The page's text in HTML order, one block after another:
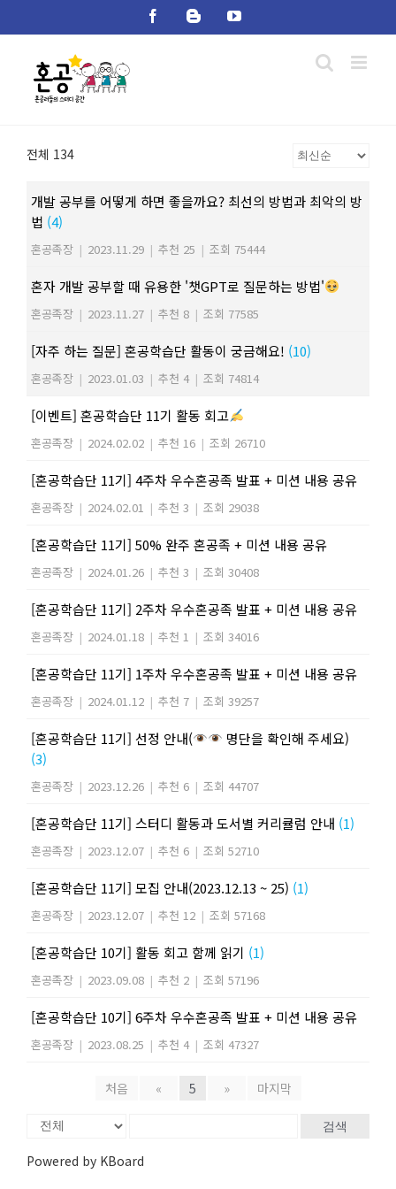
FacebookBloggerYouTube
전체 134
개발 공부를 어떻게 하면 좋을까요? 최선의 방법과 최악의 방
법 (4)
혼공족장 | 2023.11.29 | 추천 25 | 조회 75444
혼자 개발 공부할 때 유용한 '챗GPT로 질문하는 방법'
혼공족장 | 2023.11.27 | 추천 8 | 조회 77585
[자주 하는 질문] 혼공학습단 활동이 궁금해요! (10)
혼공족장 | 2023.01.03 | 추천 4 | 조회 74814
[이벤트] 혼공학습단 11기 활동 회고
혼공족장 | 2024.02.02 | 추천 16 | 조회 26710
[혼공학습단 11기] 4주차 우수혼공족 발표 + 미션 내용 공유
혼공족장 | 2024.02.01 | 추천 3 | 조회 29038
[혼공학습단 11기] 50% 완주 혼공족 + 미션 내용 공유
혼공족장 | 2024.01.26 | 추천 3 | 조회 30408
[혼공학습단 11기] 2주차 우수혼공족 발표 + 미션 내용 공유
혼공족장 | 2024.01.18 | 추천 1 | 조회 34016
[혼공학습단 11기] 1주차 우수혼공족 발표 + 미션 내용 공유
혼공족장 | 2024.01.12 | 추천 7 | 조회 39257
[혼공학습단 11기] 선정 안내(
명단을 확인해 주세요)
(3)
혼공족장 | 2023.12.26 | 추천 6 | 조회 44707
[혼공학습단 11기] 스터디 활동과 도서별 커리큘럼 안내 (1)
혼공족장 | 2023.12.07 | 추천 6 | 조회 52710
[혼공학습단 11기] 모집 안내(2023.12.13 ~ 25) (1)
혼공족장 | 2023.12.07 | 추천 12 | 조회 57168
[혼공학습단 10기] 활동 회고 함께 읽기 (1)
혼공족장 | 2023.09.08 | 추천 2 | 조회 57196
[혼공학습단 10기] 6주차 우수혼공족 발표 + 미션 내용 공유
혼공족장 | 2023.08.25 | 추천 4 | 조회 47327
처음 « 5 » 마지막
검색
Powered by KBoard